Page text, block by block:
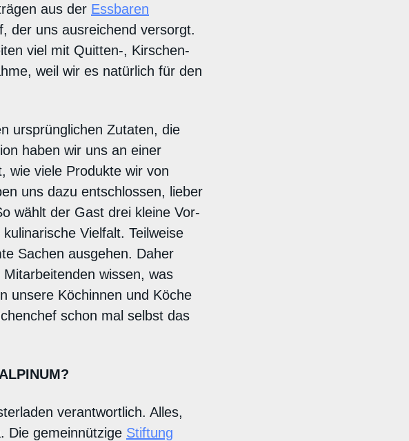
aus der Essbaren
der uns ausreichend versorgt.
viel mit Quitten-, Kirschen-
weil wir es natürlich für den
ursprünglichen Zutaten, die
haben wir uns an einer
wie viele Produkte wir von
uns dazu entschlossen, lieber
wählt der Gast drei kleine Vor-
Vielfalt. Teilweise
Sachen ausgehen. Daher
wissen, was
unsere Köchinnen und Köche
schon mal selbst das
verantwortlich. Alles,
Die gemeinnützige Stiftung